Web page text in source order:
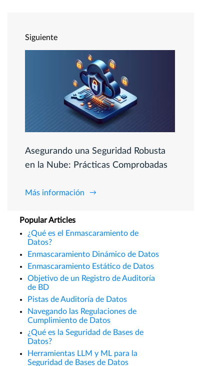
Siguiente
Asegurando una Seguridad Robusta
en la Nube: Prácticas Comprobadas
Más información
Popular Articles
¿Qué es el Enmascaramiento de
Datos?
Enmascaramiento Dinámico de Datos
Enmascaramiento Estático de Datos
Objetivo de un Registro de Auditoría
de BD
Pistas de Auditoría de Datos
Navegando las Regulaciones de
Cumplimiento de Datos
¿Qué es la Seguridad de Bases de
Datos?
Herramientas LLM y ML para la
Seguridad de Bases de Datos